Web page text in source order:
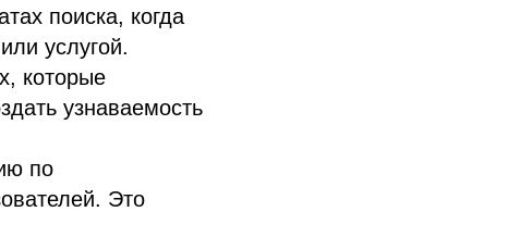
поиска, когда
услугой.
которые
узнаваемость
по
Это